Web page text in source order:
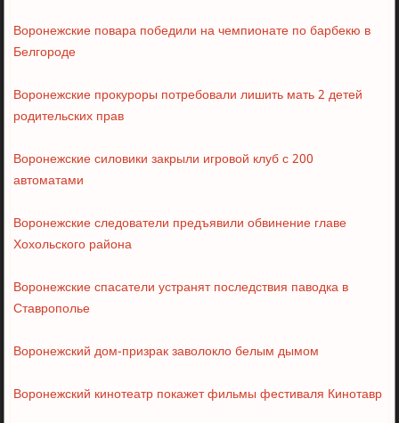
Воронежские повара победили на чемпионате по барбекю в
Белгороде
Воронежские прокуроры потребовали лишить мать 2 детей
родительских прав
Воронежские силовики закрыли игровой клуб с 200
автоматами
Воронежские следователи предъявили обвинение главе
Хохольского района
Воронежские спасатели устранят последствия паводка в
Ставрополье
Воронежский дом-призрак заволокло белым дымом
Воронежский кинотеатр покажет фильмы фестиваля Кинотавр